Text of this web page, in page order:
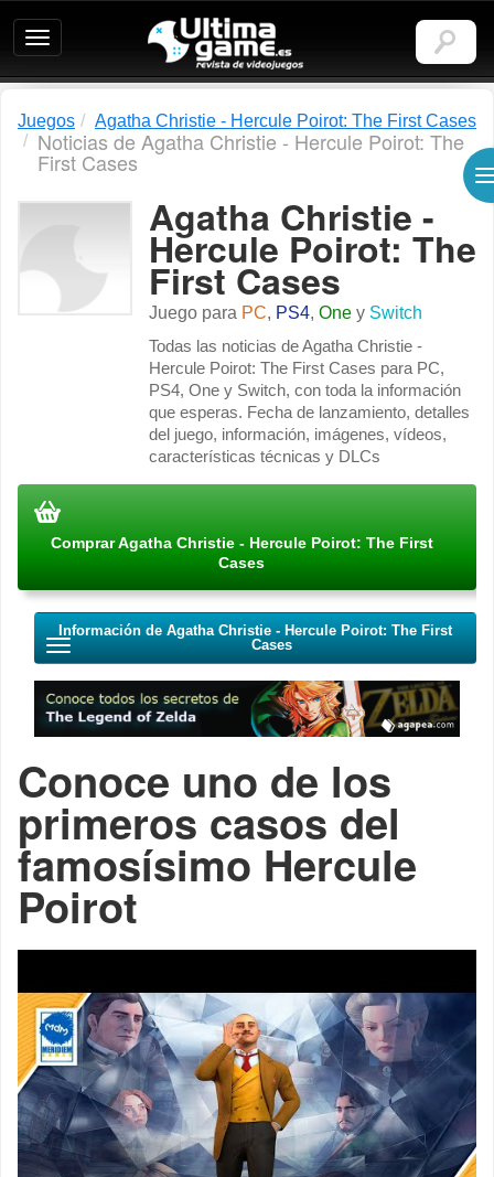
Ultimagame:
Revista
de
Juegos Agatha Christie - Hercule Poirot: The First Cases
Noticias de Agatha Christie - Hercule Poirot: The
First Cases
Agatha Christie -
Hercule Poirot: The
First Cases
Juego para PC, PS4, One y Switch
Todas las noticias de Agatha Christie -
Hercule Poirot: The First Cases para PC,
PS4, One y Switch, con toda la información
que esperas. Fecha de lanzamiento, detalles
del juego, información, imágenes, vídeos,
características técnicas y DLCs
Comprar Agatha Christie - Hercule Poirot: The First
Cases
Información de Agatha Christie - Hercule Poirot: The First
Cases
Conoce uno de los
primeros casos del
famosísimo Hercule
Poirot